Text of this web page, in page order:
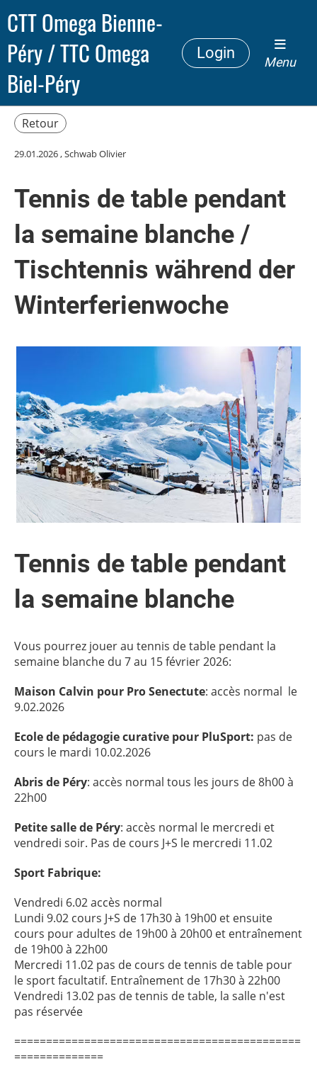
CTT Omega Bienne-
Péry / TTC Omega
Biel-Péry
Login
Menu
Retour
29.01.2026, Schwab Olivier
Tennis de table pendant
la semaine blanche /
Tischtennis während der
Winterferienwoche
Tennis de table pendant
la semaine blanche
Vous pourrez jouer au tennis de table pendant la
semaine blanche du 7 au 15 février 2026:
Maison Calvin pour Pro Senectute: accès normal le
9.02.2026
Ecole de pédagogie curative pour PluSport: pas de
cours le mardi 10.02.2026
Abris de Péry: accès normal tous les jours de 8h00 à
22h00
Petite salle de Péry: accès normal le mercredi et
vendredi soir. Pas de cours J+S le mercredi 11.02
Sport Fabrique:
Vendredi 6.02 accès normal
Lundi 9.02 cours J+S de 17h30 à 19h00 et ensuite
cours pour adultes de 19h00 à 20h00 et entraînement
de 19h00 à 22h00
Mercredi 11.02 pas de cours de tennis de table pour
le sport facultatif. Entraînement de 17h30 à 22h00
Vendredi 13.02 pas de tennis de table, la salle n'est
pas réservée
=============================================
==============